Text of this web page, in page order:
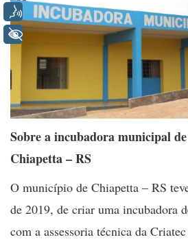
Sobre a incubadora municipal
Chiapetta – RS
O município de Chiapetta – RS
de 2019, de criar uma incubadora
com a assessoria técnica da
Voz
+ Acessibilidade